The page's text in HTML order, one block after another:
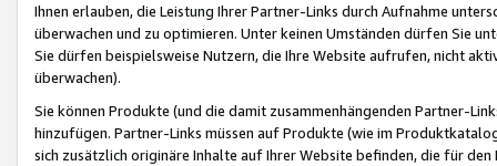
Ihnen erlauben, die Leistung Ihrer Partner-Links durch Aufnahme
überwachen und zu optimieren. Unter keinen Umständen dürfen Sie
Sie dürfen beispielsweise Nutzern, die Ihre Website aufrufen, nicht
überwachen).
Sie können Produkte (und die damit zusammenhängenden Partner-
hinzufügen. Partner-Links müssen auf Produkte (wie im
sich zusätzlich originäre Inhalte auf Ihrer Website befinden, die für